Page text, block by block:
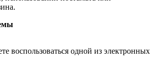
воспользоваться одной из электронных